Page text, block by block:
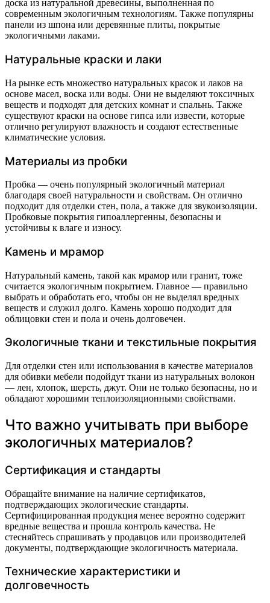
доска из натуральной древесины, выполненная по
современным экологичным технологиям. Также популярны
панели из шпона или деревянные плиты, покрытые
экологичными лаками.
Натуральные краски и лаки
На рынке есть множество натуральных красок и лаков на
основе масел, воска или воды. Они не выделяют токсичных
веществ и подходят для детских комнат и спальнь. Также
существуют краски на основе гипса или извести, которые
отлично регулируют влажность и создают естественные
климатические условия.
Материалы из пробки
Пробка — очень популярный экологичный материал
благодаря своей натуральности и свойствам. Он отлично
подходит для отделки стен, пола, а также для звукоизоляции.
Пробковые покрытия гипоаллергенны, безопасны и
устойчивы к влаге и износу.
Камень и мрамор
Натуральный камень, такой как мрамор или гранит, тоже
считается экологичным покрытием. Главное — правильно
выбрать и обработать его, чтобы он не выделял вредных
веществ и служил долго. Камень хорошо подходит для
облицовки стен и пола и очень долговечен.
Экологичные ткани и текстильные покрытия
Для отделки стен или использования в качестве материалов
для обивки мебели подойдут ткани из натуральных волокон
— лен, хлопок, шерсть, джут. Они не только безопасны, но и
обладают хорошими теплоизоляционными свойствами.
Что важно учитывать при выборе
экологичных материалов?
Сертификация и стандарты
Обращайте внимание на наличие сертификатов,
подтверждающих экологические стандарты.
Сертифицированная продукция менее вероятно содержит
вредные вещества и прошла контроль качества. Не
стесняйтесь спрашивать у продавцов или производителей
документы, подтверждающие экологичность материала.
Технические характеристики и
долговечность